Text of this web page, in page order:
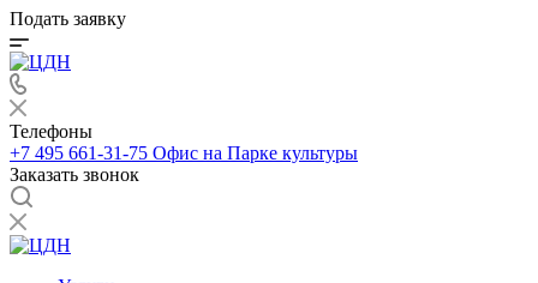
Подать заявку
Телефоны
+7 495 661-31-75 Офис на Парке культуры
Заказать звонок